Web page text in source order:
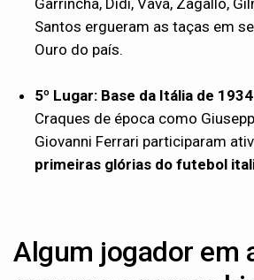
Santos ergueram as taças em
Ouro do país.
5º Lugar: Base da Itália de
Craques de época como
Giovanni Ferrari participaram
primeiras glórias do futebol
Algum jogador em